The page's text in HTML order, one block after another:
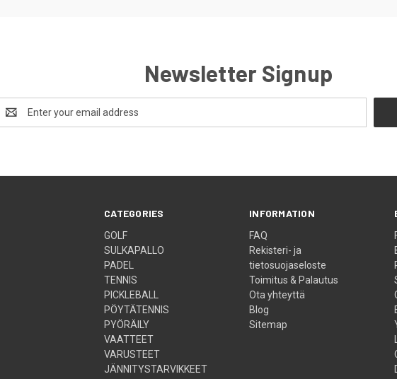
Newsletter Signup
Address
CATEGORIES
GOLF
SULKAPALLO
PADEL
TENNIS
PICKLEBALL
PÖYTÄTENNIS
PYÖRÄILY
VAATTEET
VARUSTEET
JÄNNITYSTARVIKKEET
INFORMATION
FAQ
Rekisteri- ja
tietosuojaseloste
Toimitus & Palautus
Ota yhteyttä
Blog
Sitemap